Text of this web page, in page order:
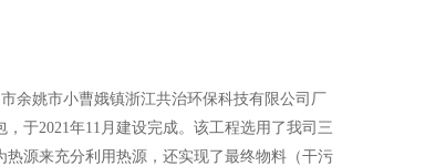
余姚市小曹娥镇浙江共治环保科技有限公司厂
于2021年11月建设完成。该工程选用了我司三
源来充分利用热源，还实现了最终物料（干污